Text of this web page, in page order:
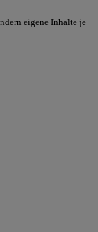
eigene Inhalte je